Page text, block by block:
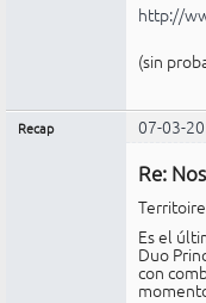
http://
(sin
Recap 07-03-
Re:
Es el
Duo
con